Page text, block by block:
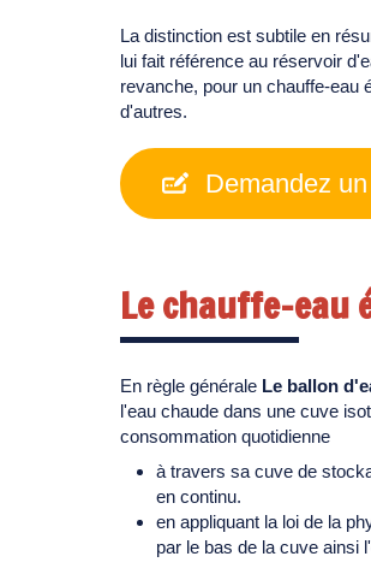
La distinction est subtile en
lui fait référence au réservoir
revanche, pour un chauffe-eau
d'autres.
Demandez
Le chauffe-eau
En règle générale Le ballon
l'eau chaude dans une cuve
consommation quotidienne
à travers sa cuve de
en continu.
en appliquant la loi de la
par le bas de la cuve ainsi